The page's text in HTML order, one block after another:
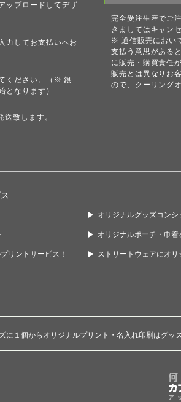
ップロードしてデザ
力してお支払いへお
ください。（※ 銀
となります）
致します。
完全受注生産でご
きましてはキャン
※ 通信販売におい
支払う意思がある
に販売・購買責任
販売とは異なりお
ので、クーリング
リントサービス！
オリジナルグッズコンシ
オリジナルポーチ・巾着
ストリートウェアにオリ
に１個からオリジナルプリント・名入れ印刷はグッ